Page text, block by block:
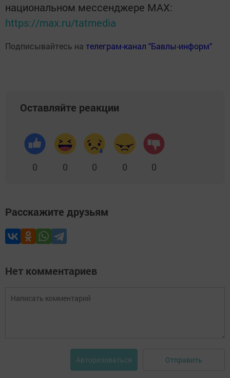
национальном мессенджере MАХ:
https://max.ru/tatmedia
Подписывайтесь на телеграм-канал "Бавлы-информ"
Оставляйте реакции
0 0 0 0 0
Расскажите друзьям
Нет комментариев
Авторизоваться Отправить